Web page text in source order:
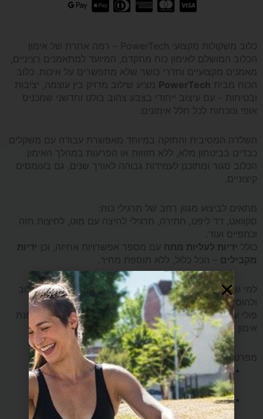
מקצועי
כלוב משקולות מקצועי PowerTech – רמה אחרת של אימון
הכלוב המושלם לאימון כוח מתקדם, המיועד למתאמנים רציניים,
מאמנים מקצועיים וחדרי כושר שלא מתפשרים על איכות. כלוב
הכוח מבית PowerTech מציע שילוב מדויק בין עוצמה, יציבות
ובטיחות – עם עיצוב ייחודי בצבע צהוב בולט וחדשני שמכניס
אופי ונוכחות לכל חלל אימונים.
השלדה המסיבית והחזקה במיוחד מאפשרת עבודה עם משקלים
כבדים בביטחון מלא, ללא תזוזות או הפרעות במהלך האימון.
הכלוב סגור ומתוכנן לעמידות גבוהה לאורך שנים, גם בעומסים
קיצוניים.
מתאים לביצוע מגוון רחב של תרגילי כוח:
סקוואט, דד ליפט, חתירה, תרגילי לחיצה עם מוט, לחיצות חזה
וכתפיים ועוד.
כולל ידיות לעליות מתח עם מספר אפשרויות אחיזה, וכן ידיות
מקבילים – הכל כלול, ללא תוספת מחיר.
למי שמחפש פתרון מושלם ומודולרי – ניתן להרחיב את הכלוב
ולהוסיף:
פולי עליון ותחתון, ספה ייעודית ואביזרים נוספים, ליצירת תחנת
אימון מלאה ומקצועית במקום אחד.
מפרט טכני:
אורך: 130 ס"מ
רוחב: 129 ס"מ